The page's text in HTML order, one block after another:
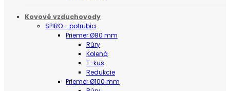
Kovové vzduchovody
SPIRO - potrubia
Priemer Ø80 mm
Rúry
Kolená
T-kus
Redukcie
Priemer Ø100 mm